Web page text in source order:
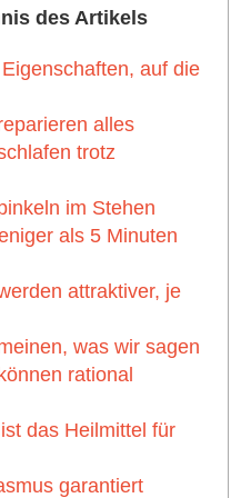
des Artikels
auf die
alles
trotz
im Stehen
als 5 Minuten
attraktiver, je
was wir sagen
rational
das Heilmittel für
garantiert